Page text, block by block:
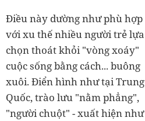
Điều này dường như phù hợp
với xu thế nhiều người trẻ lựa
chọn thoát khỏi "vòng xoáy"
cuộc sống bằng cách... buông
xuôi. Điển hình như tại Trung
Quốc, trào lưu "nằm phẳng",
"người chuột" - xuất hiện như